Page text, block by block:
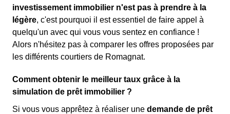
investissement immobilier n'est pas à prendre à la
légère, c'est pourquoi il est essentiel de faire appel à
quelqu'un avec qui vous vous sentez en confiance !
Alors n'hésitez pas à comparer les offres proposées par
les différents courtiers de Romagnat.
Comment obtenir le meilleur taux grâce à la
simulation de prêt immobilier ?
Si vous vous apprêtez à réaliser une demande de prêt